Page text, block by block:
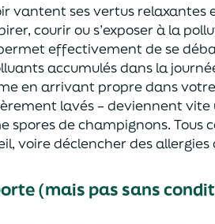
vantent ses vertus relaxantes
courir ou s’exposer à la
effectivement de se
accumulés dans la
en arrivant propre dans
lavés – deviennent
spores de champignons. Tous
voire déclencher des allergies
(mais pas sans